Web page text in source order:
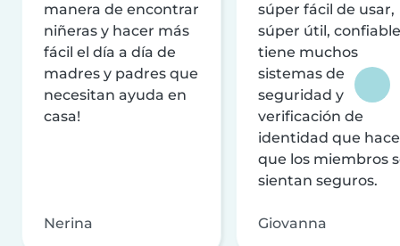
manera de encontrar
niñeras y hacer más
fácil el día a día de
madres y padres que
necesitan ayuda en
casa!
Nerina
súper fácil de usar,
súper útil,
tiene muchos
sistemas de
seguridad y
verificación de
identidad que
que los miembros
sientan seguros.
Giovanna